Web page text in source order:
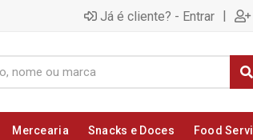
Já é cliente? - Entrar |
Mercearia Snacks e Doces Food